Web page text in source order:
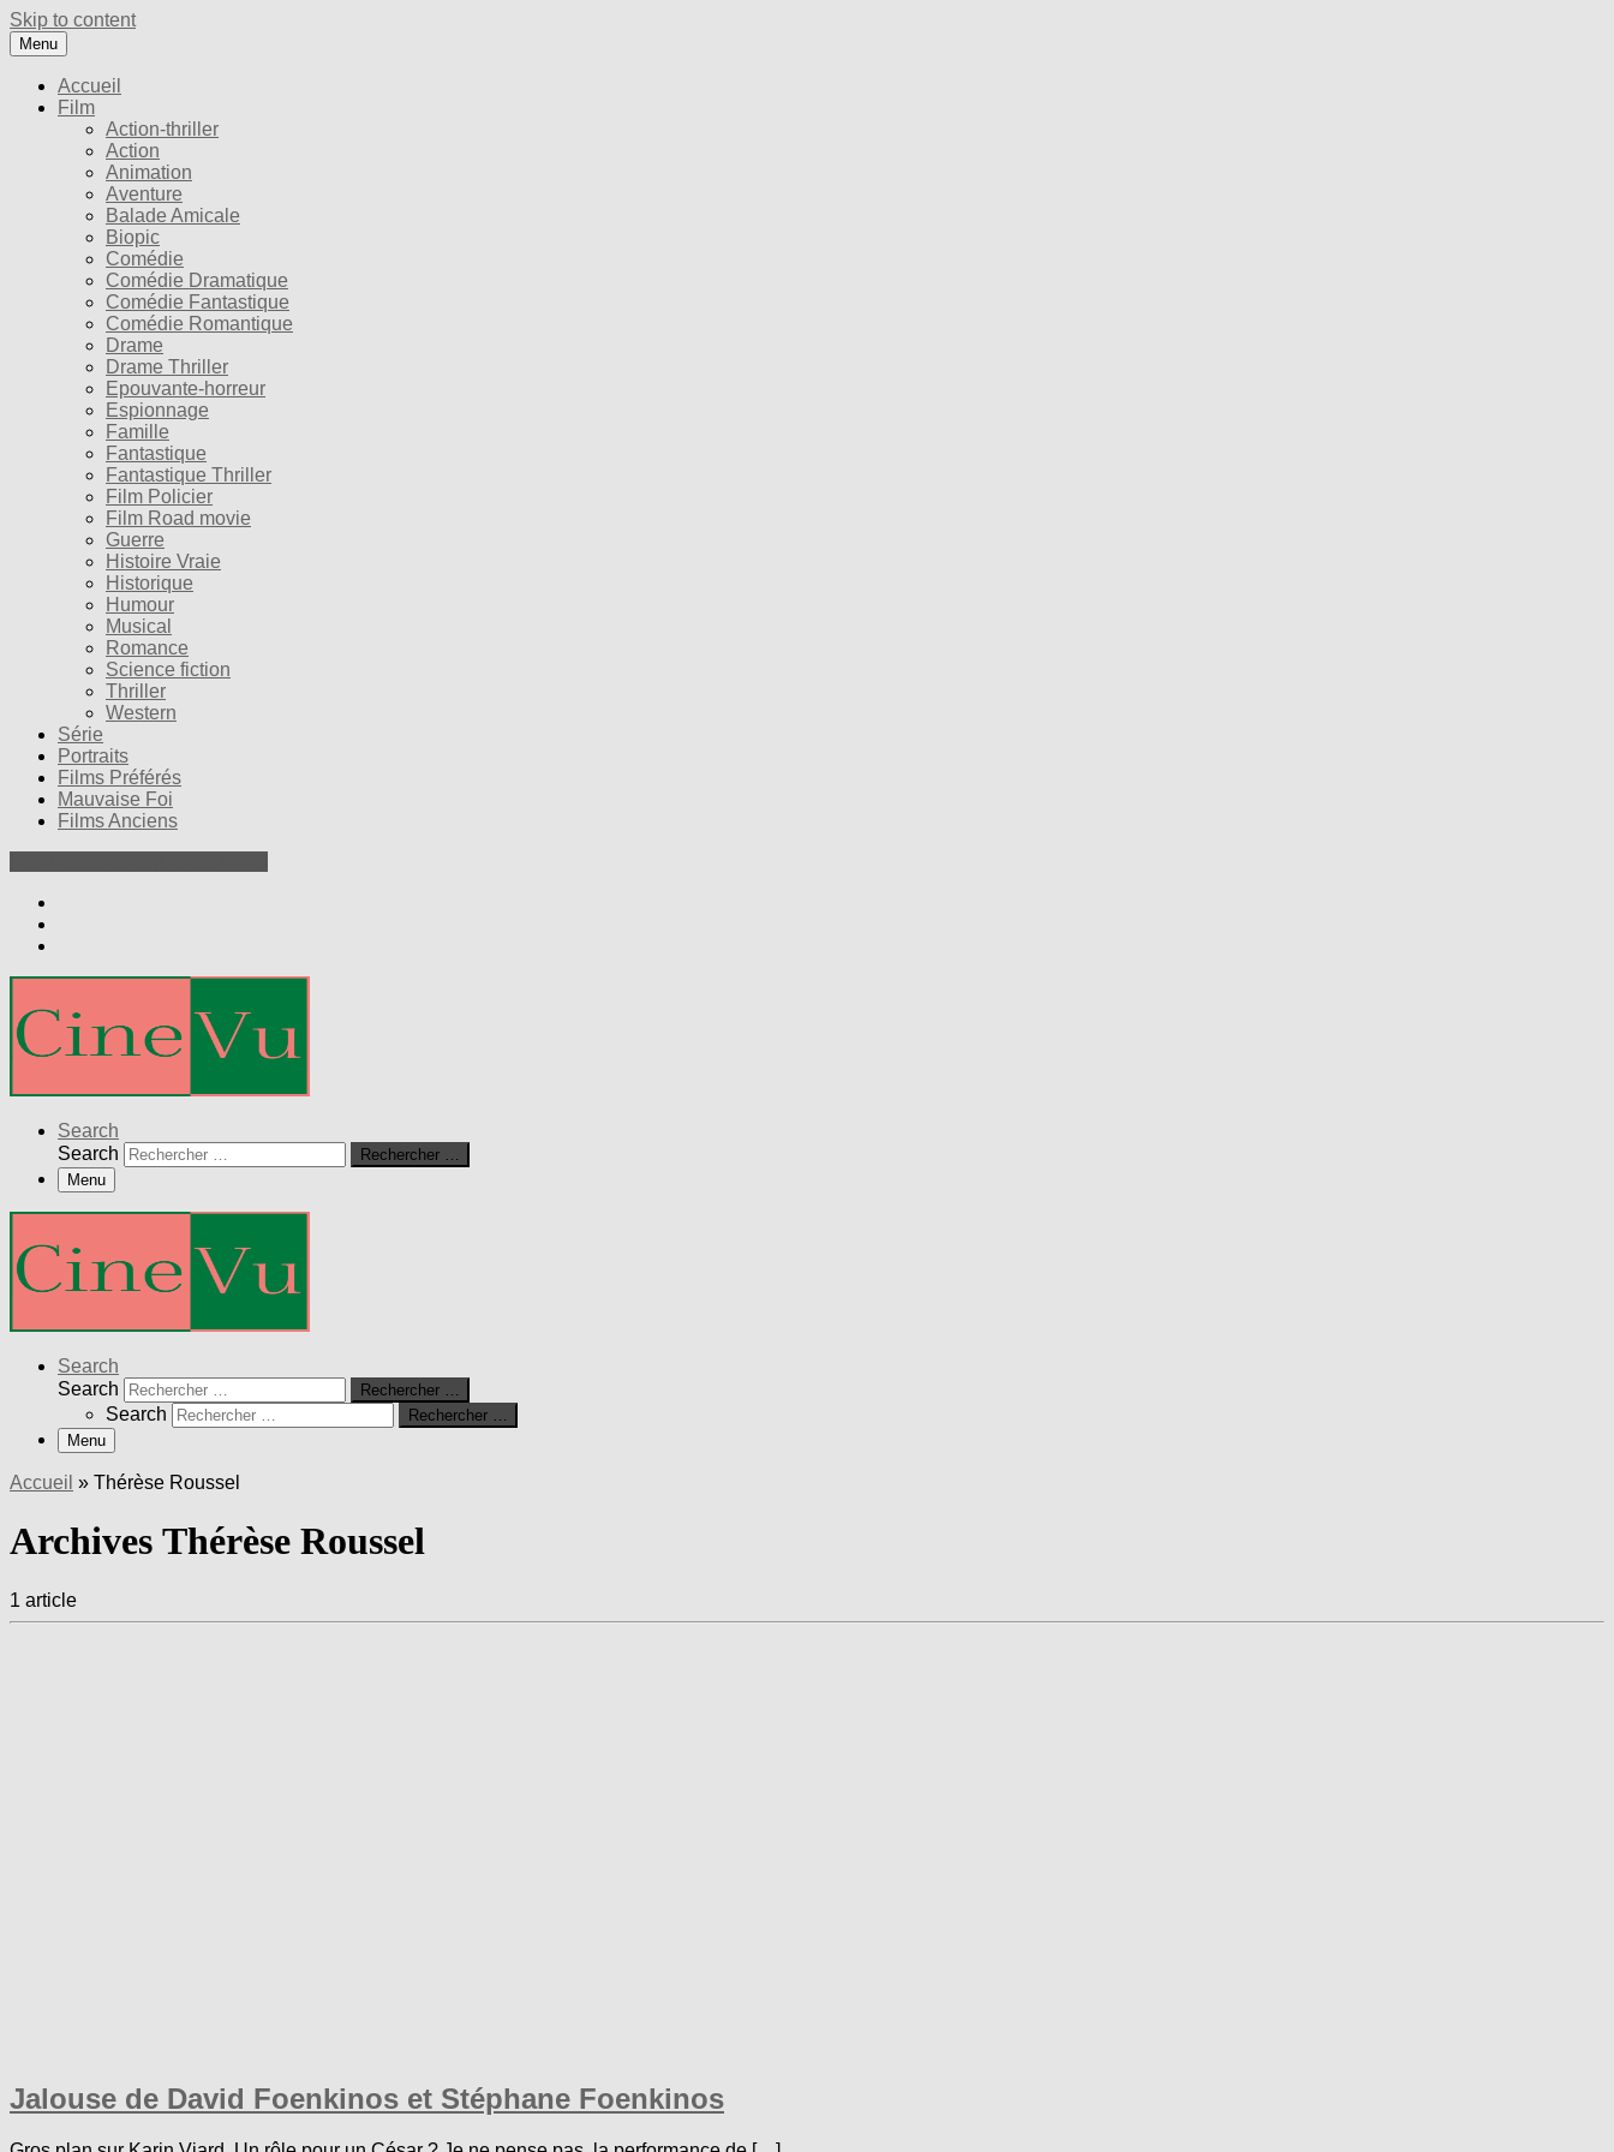
Skip to content
Menu
Accueil
Film
Action-thriller
Action
Animation
Aventure
Balade Amicale
Biopic
Comédie
Comédie Dramatique
Comédie Fantastique
Comédie Romantique
Drame
Drame Thriller
Epouvante-horreur
Espionnage
Famille
Fantastique
Fantastique Thriller
Film Policier
Film Road movie
Guerre
Histoire Vraie
Historique
Humour
Musical
Romance
Science fiction
Thriller
Western
Série
Portraits
Films Préférés
Mauvaise Foi
Films Anciens
Search
Search
Rechercher …
Menu
Search
Search
Rechercher …
Search
Rechercher …
Menu
Accueil » Thérèse Roussel
Archives Thérèse Roussel
1 article
Jalouse de David Foenkinos et Stéphane Foenkinos